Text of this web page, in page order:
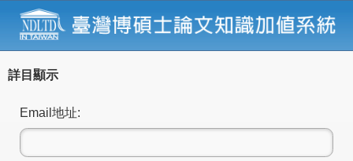
詳目顯示
Email地址: